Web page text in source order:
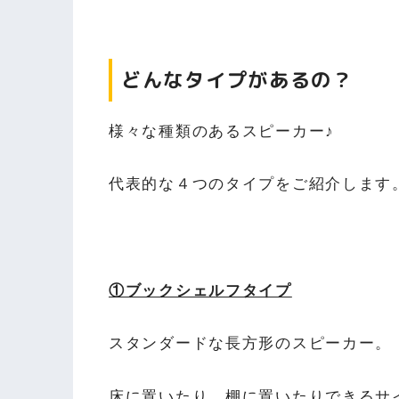
どんなタイプがあるの？
様々な種類のあるスピーカー♪
代表的な４つのタイプをご紹介します。
①ブックシェルフタイプ
スタンダードな長方形のスピーカー。